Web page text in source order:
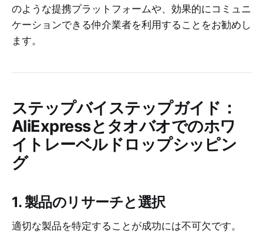
のような提携プラットフォームや、効果的にコミュニ
ケーションできる仲介業者を利用することをお勧めし
ます。
ステップバイステップガイド：
AliExpressとタオバオでのホワ
イトレーベルドロップシッピン
グ
1. 製品のリサーチと選択
適切な製品を特定することが成功には不可欠です。